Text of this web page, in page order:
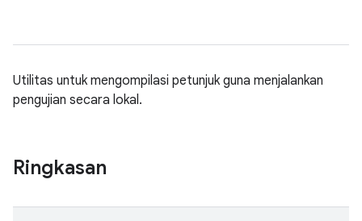
Utilitas untuk mengompilasi petunjuk guna menjalankan
pengujian secara lokal.
Ringkasan